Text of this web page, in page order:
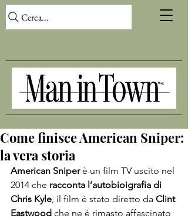
Cerca...
Come finisce American Sniper:
la vera storia
American Sniper è un film TV uscito nel
2014 che racconta l’autobioigrafia di
Chris Kyle, il film è stato diretto da Clint
Eastwood che ne è rimasto affascinato